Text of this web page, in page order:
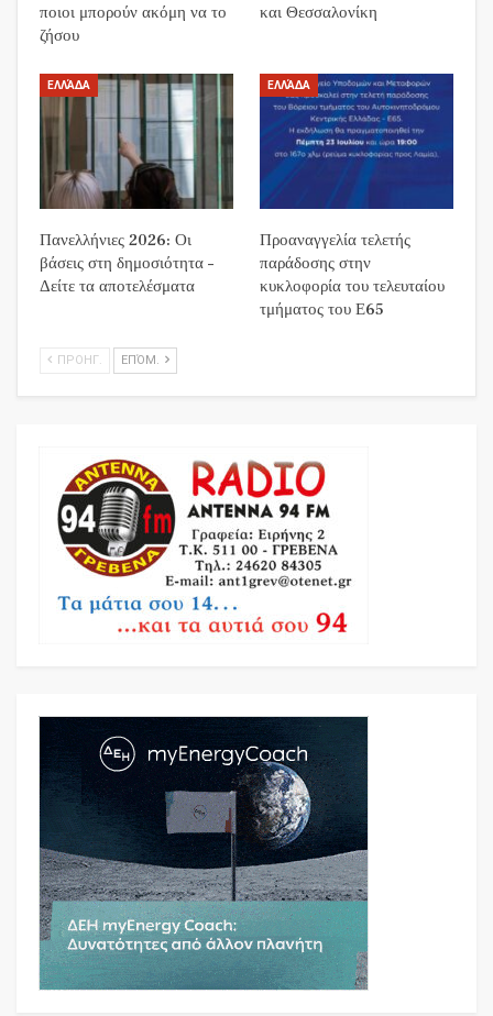
ποιοι μπορούν ακόμη να το
ζήσου
και Θεσσαλονίκη
ΕΛΛΆΔΑ
Πανελλήνιες 2026: Οι
βάσεις στη δημοσιότητα –
Δείτε τα αποτελέσματα
ΕΛΛΆΔΑ
Προαναγγελία τελετής
παράδοσης στην
κυκλοφορία του τελευταίου
τμήματος του Ε65
ΠΡΟΗΓ. ΕΠΌΜ.